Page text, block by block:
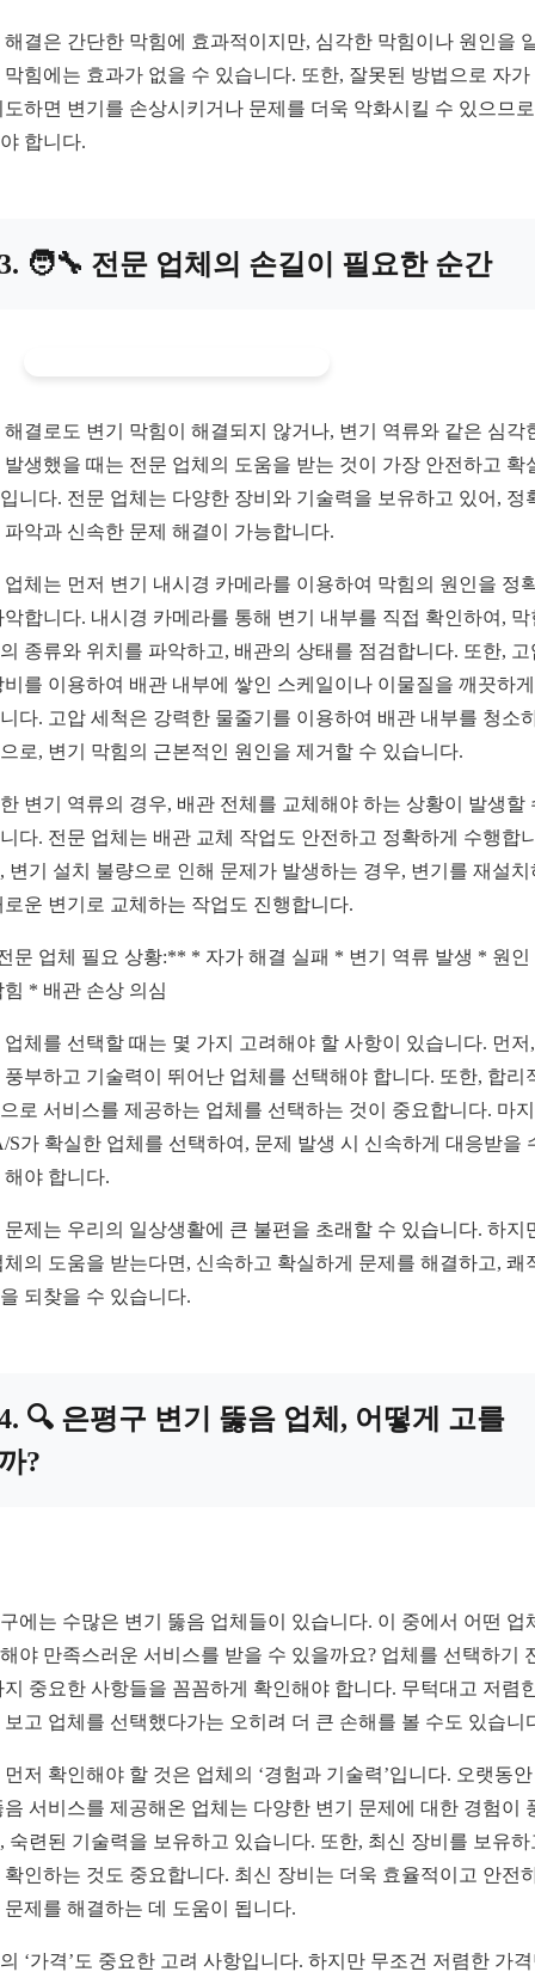
해결은 간단한 막힘에 효과적이지만, 심각한 막힘이나 원인을
막힘에는 효과가 없을 수 있습니다. 또한, 잘못된 방법으로 자가
도하면 변기를 손상시키거나 문제를 더욱 악화시킬 수 있으므
합니다.
🧑‍🔧 전문 업체의 손길이 필요한 순간
해결로도 변기 막힘이 해결되지 않거나, 변기 역류와 같은 심각
발생했을 때는 전문 업체의 도움을 받는 것이 가장 안전하고 확
니다. 전문 업체는 다양한 장비와 기술력을 보유하고 있어, 정
파악과 신속한 문제 해결이 가능합니다.
업체는 먼저 변기 내시경 카메라를 이용하여 막힘의 원인을 정
악합니다. 내시경 카메라를 통해 변기 내부를 직접 확인하여, 막
종류와 위치를 파악하고, 배관의 상태를 점검합니다. 또한, 고
비를 이용하여 배관 내부에 쌓인 스케일이나 이물질을 깨끗하
다. 고압 세척은 강력한 물줄기를 이용하여 배관 내부를 청소
로, 변기 막힘의 근본적인 원인을 제거할 수 있습니다.
변기 역류의 경우, 배관 전체를 교체해야 하는 상황이 발생할
다. 전문 업체는 배관 교체 작업도 안전하고 정확하게 수행합
변기 설치 불량으로 인해 문제가 발생하는 경우, 변기를 재설치
로운 변기로 교체하는 작업도 진행합니다.
문 업체 필요 상황:** * 자가 해결 실패 * 변기 역류 발생 * 원인
힘 * 배관 손상 의심
업체를 선택할 때는 몇 가지 고려해야 할 사항이 있습니다. 먼저
풍부하고 기술력이 뛰어난 업체를 선택해야 합니다. 또한, 합리
로 서비스를 제공하는 업체를 선택하는 것이 중요합니다. 마
S가 확실한 업체를 선택하여, 문제 발생 시 신속하게 대응받을
해야 합니다.
문제는 우리의 일상생활에 큰 불편을 초래할 수 있습니다. 하지
체의 도움을 받는다면, 신속하고 확실하게 문제를 해결하고, 쾌
되찾을 수 있습니다.
🔍 은평구 변기 뚫음 업체, 어떻게 고를
?
에는 수많은 변기 뚫음 업체들이 있습니다. 이 중에서 어떤 업
야 만족스러운 서비스를 받을 수 있을까요? 업체를 선택하기
지 중요한 사항들을 꼼꼼하게 확인해야 합니다. 무턱대고 저렴
보고 업체를 선택했다가는 오히려 더 큰 손해를 볼 수도 있습니
먼저 확인해야 할 것은 업체의 ‘경험과 기술력’입니다. 오랫동
음 서비스를 제공해온 업체는 다양한 변기 문제에 대한 경험이
숙련된 기술력을 보유하고 있습니다. 또한, 최신 장비를 보유하
확인하는 것도 중요합니다. 최신 장비는 더욱 효율적이고 안전
문제를 해결하는 데 도움이 됩니다.
‘가격’도 중요한 고려 사항입니다. 하지만 무조건 저렴한 가